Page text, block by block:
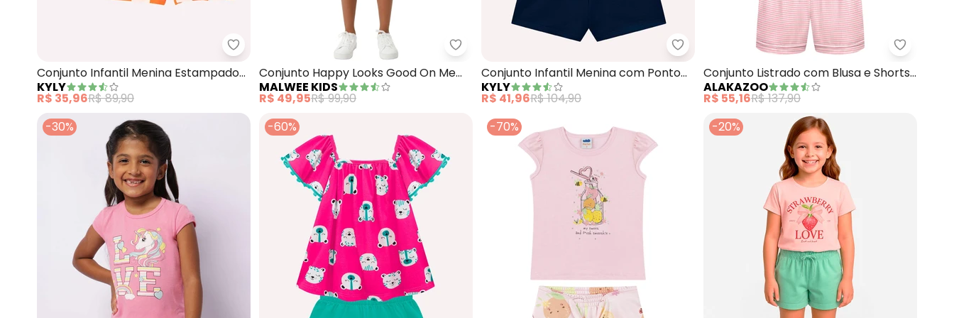
Kyly - Conjunto Infantil Menina Estampado (Rosa)
Conjunto Infantil Menina Estampado
(Rosa)
KYLY
R$ 35,96R$ 89,90
Malwee Kids - Conjunto Happy Looks Good On Me (Rosa)
Conjunto Happy Looks Good On Me
(Rosa)
MALWEE KIDS
R$ 49,95R$ 99,90
Kyly - Conjunto Infantil Menina com Ponto
Conjunto Infantil Menina com Ponto
Concha (Rosa)
KYLY
R$ 41,96R$ 104,90
Alakazoo
Conjunto Listrado com Blusa e Shorts
(Rosa)
ALAKAZOO
R$ 55,16R$ 137,90
-30%
-60% -70% -20%